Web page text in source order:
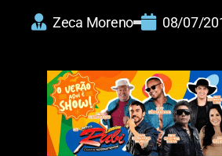
Zeca Moreno 08/07/